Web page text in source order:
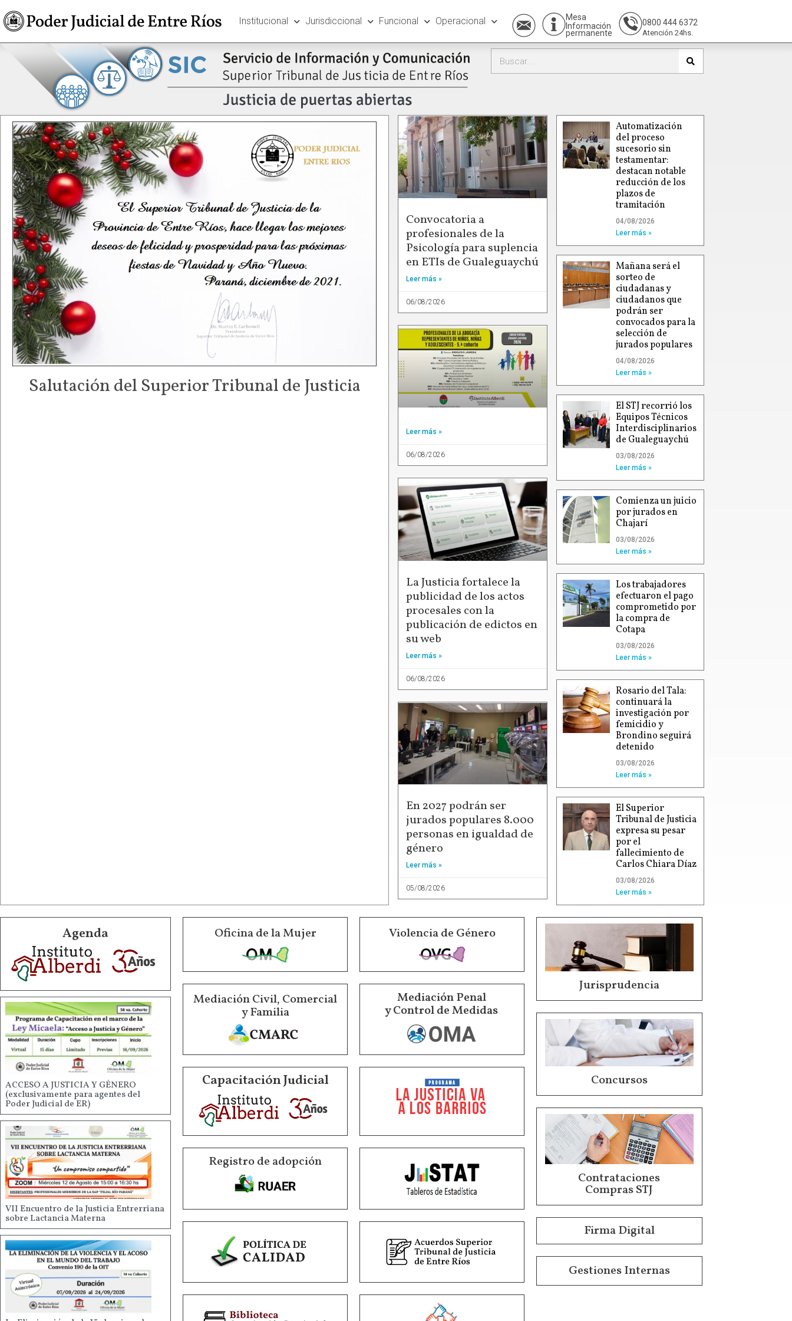
Institucional Jurisdiccional Funcional Operacional
Mesa
Información
permanente
0800 444 6372
Atención 24hs.
Salutación del Superior Tribunal de Justicia
Convocatoria a
profesionales de la
Psicología para suplencia
en ETIs de Gualeguaychú
Leer más »
06/08/2026
Leer más »
06/08/2026
La Justicia fortalece la
publicidad de los actos
procesales con la
publicación de edictos en
su web
Leer más »
06/08/2026
En 2027 podrán ser
jurados populares 8.000
personas en igualdad de
género
Leer más »
05/08/2026
Automatización
del proceso
sucesorio sin
testamentar:
destacan notable
reducción de los
plazos de
tramitación
04/08/2026
Leer más »
Mañana será el
sorteo de
ciudadanas y
ciudadanos que
podrán ser
convocados para la
selección de
jurados populares
04/08/2026
Leer más »
El STJ recorrió los
Equipos Técnicos
Interdisciplinarios
de Gualeguaychú
03/08/2026
Leer más »
Comienza un juicio
por jurados en
Chajarí
03/08/2026
Leer más »
Los trabajadores
efectuaron el pago
comprometido por
la compra de
Cotapa
03/08/2026
Leer más »
Rosario del Tala:
continuará la
investigación por
femicidio y
Brondino seguirá
detenido
03/08/2026
Leer más »
El Superior
Tribunal de Justicia
expresa su pesar
por el
fallecimiento de
Carlos Chiara Díaz
03/08/2026
Leer más »
Agenda
ACCESO A JUSTICIA Y GÉNERO
(exclusivamente para agentes del
Poder Judicial de ER)
VII Encuentro de la Justicia Entrerriana
sobre Lactancia Materna
Oficina de la Mujer Violencia de Género
Mediación Civil, Comercial
y Familia
Mediación Penal
y Control de Medidas
Capacitación Judicial
Registro de adopción
Jurisprudencia
Concursos
Contrataciones
Compras STJ
Firma Digital
Gestiones Internas